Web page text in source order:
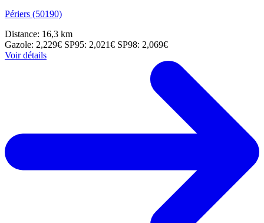
Périers (50190)
Distance: 16,3 km
Gazole: 2,229€ SP95: 2,021€ SP98: 2,069€
Voir détails